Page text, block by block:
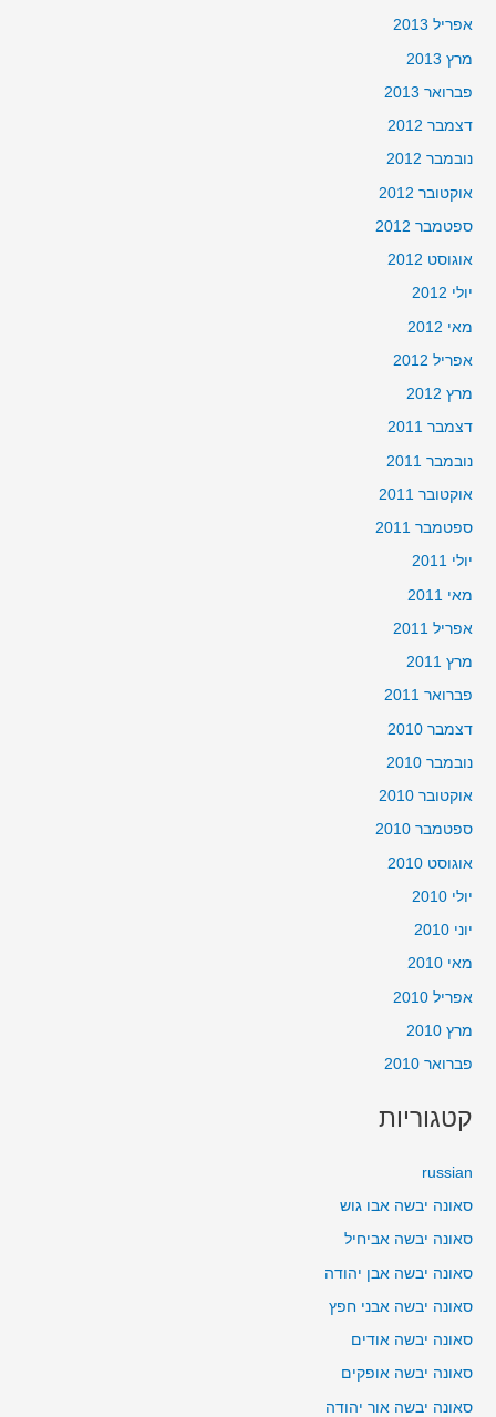
אפריל 2013
מרץ 2013
פברואר 2013
דצמבר 2012
נובמבר 2012
אוקטובר 2012
ספטמבר 2012
אוגוסט 2012
יולי 2012
מאי 2012
אפריל 2012
מרץ 2012
דצמבר 2011
נובמבר 2011
אוקטובר 2011
ספטמבר 2011
יולי 2011
מאי 2011
אפריל 2011
מרץ 2011
פברואר 2011
דצמבר 2010
נובמבר 2010
אוקטובר 2010
ספטמבר 2010
אוגוסט 2010
יולי 2010
יוני 2010
מאי 2010
אפריל 2010
מרץ 2010
פברואר 2010
קטגוריות
russian
סאונה יבשה אבו גוש
סאונה יבשה אביחיל
סאונה יבשה אבן יהודה
סאונה יבשה אבני חפץ
סאונה יבשה אודים
סאונה יבשה אופקים
סאונה יבשה אור יהודה